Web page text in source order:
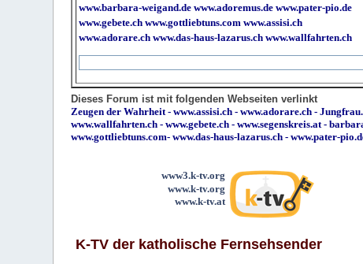
www.barbara-weigand.de www.adoremus.de www.pater-pio.de
www.gebete.ch www.gottliebtuns.com www.assisi.ch
www.adorare.ch www.das-haus-lazarus.ch www.wallfahrten.ch
Dieses Forum ist mit folgenden Webseiten verlinkt
Zeugen der Wahrheit -www.assisi.ch -www.adorare.ch -
www.wallfahrten.ch -www.gebete.ch -www.segenskreis.at -
www.gottliebtuns.com-www.das-haus-lazarus.ch - www.pater-
www3.k-tv.org
www.k-tv.org
www.k-tv.at
K-TV der katholische Fernsehsender